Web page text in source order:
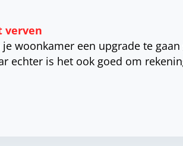
verven
woonkamer een upgrade te gaan
echter is het ook goed om